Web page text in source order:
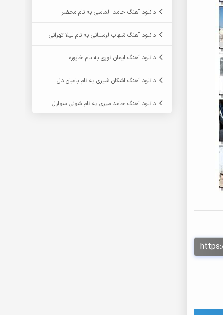
دانلود آهنگ حامد الماسی به نام محضر
دانلود آهنگ شهاب لرستانی به نام لیلا تهرانی
دانلود آهنگ ایمان نوری به نام خاپوره
دانلود آهنگ اشکان شیری به نام باغبان دل
دانلود آهنگ حامد میری به نام شوتی سوارل